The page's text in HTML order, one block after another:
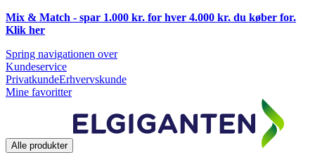
Mix & Match - spar 1.000 kr. for hver 4.000 kr. du køber for.
Klik her
Spring navigationen over
Kundeservice
PrivatkundeErhvervskunde
Mine favoritter
Alle produkter